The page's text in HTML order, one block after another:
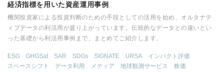
経済指標を用いた資産運用事例
機関投資家による投資判断のための手段としての活用を始め、オルタナテ
ィブデータの利活用が盛り上がっています。伝統的なデータとの違いとい
った基礎から利活用事例まで、まとめてご紹介します。
ESG GHGSat SAR SDGs SIGNATE URSA
インパクト評価
スペースシフト
データ利用 メディア 地球観測サービス
株価